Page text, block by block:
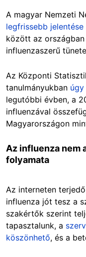
A magyar Nemzeti
legfrissebb jelentése
között az
influenzaszerű
Az Központi
tanulmányukban
legutóbbi évben, a
influenzával
Magyarországon
Az influenza nem
folyamata
Az interneten
influenza jót tesz a
szakértők szerint
tapasztalunk, a
köszönhető, és a